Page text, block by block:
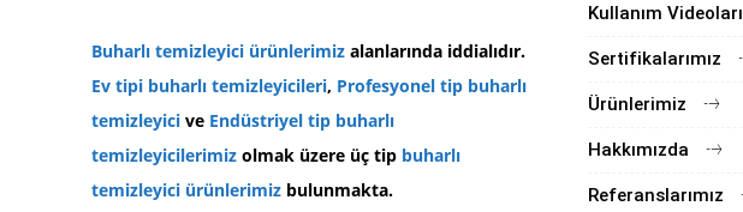
Buharlı temizleyici ürünlerimiz alanlarında iddialıdır.
Ev tipi buharlı temizleyicileri, Profesyonel tip buharlı
temizleyici ve Endüstriyel tip buharlı
temizleyicilerimiz olmak üzere üç tip buharlı
temizleyici ürünlerimiz bulunmakta.
Kullanım Videoları
Sertifikalarımız
Ürünlerimiz
Hakkımızda
Referanslarımız